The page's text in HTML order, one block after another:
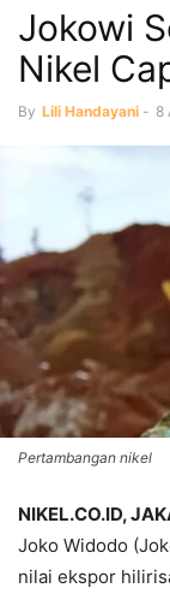
Jokowi
Nikel
By Lili Handayani - 8
Pertambangan nikel
NIKEL.CO.ID,
Joko Widodo
nilai ekspor